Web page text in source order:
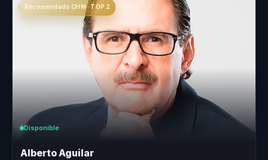
Recomendado CHM · TOP 2
Disponible
Alberto Aguilar